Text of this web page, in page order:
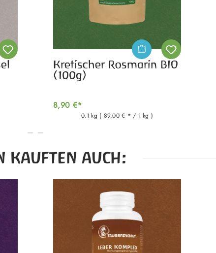
Kretischer Rosmarin BIO
(100g)
8,90 €*
0.1 kg ( 89,00 € * / 1 kg )
KAUFTEN AUCH: